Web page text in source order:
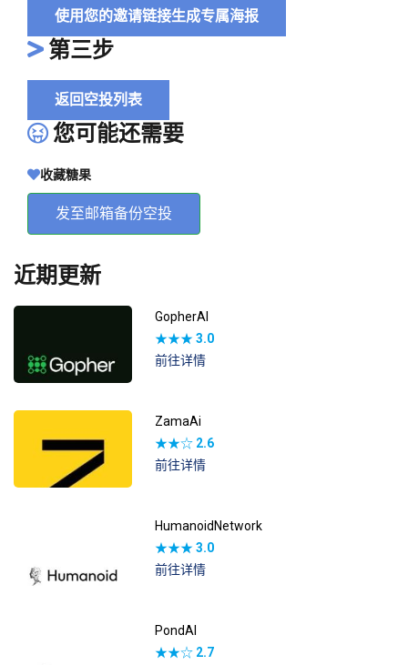
使用您的邀请链接生成专属海报
第三步
返回空投列表
您可能还需要
收藏糖果
发至邮箱备份空投
近期更新
GopherAI
★★★3.0
前往详情
ZamaAi
★★☆ 2.6
前往详情
HumanoidNetwork
★★★3.0
前往详情
PondAI
★★☆ 2.7